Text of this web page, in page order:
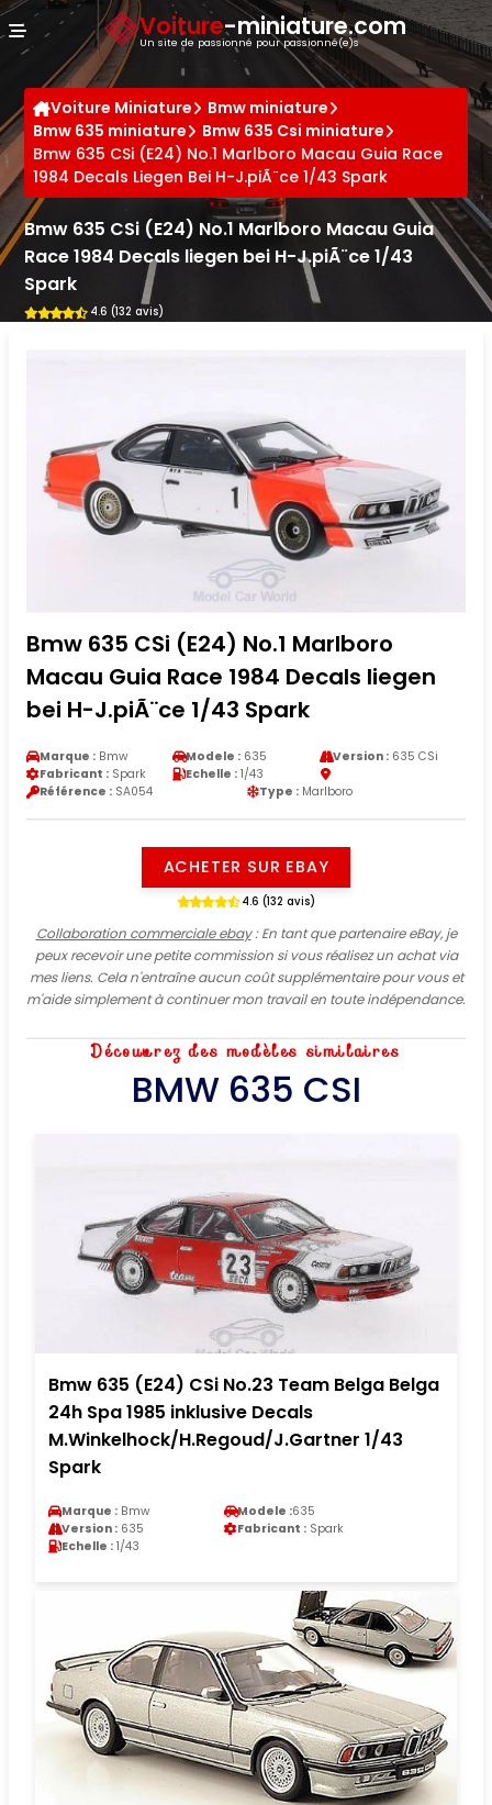
Voiture-miniature.com
Un site de passionné pour passionné(e)s
Voiture Miniature
Bmw miniature
Bmw 635 miniature
Bmw 635 Csi miniature
Bmw 635 CSi (E24) No.1 Marlboro Macau Guia Race
1984 Decals Liegen Bei H-J.piÃ¨ce 1/43 Spark
Bmw 635 CSi (E24) No.1 Marlboro Macau Guia
Race 1984 Decals liegen bei H-J.piÃ¨ce 1/43
Spark
4.6 (132 avis)
Bmw 635 CSi (E24) No.1 Marlboro
Macau Guia Race 1984 Decals liegen
bei H-J.piÃ¨ce 1/43 Spark
Marque : Bmw Modele : 635 Version :635 CSi
Fabricant : Spark Echelle : 1/43
Référence : SA054 Type : Marlboro
ACHETER SUR EBAY
4.6 (132 avis)
Collaboration commerciale ebay: En tant que partenaire eBay, je
peux recevoir une petite commission si vous réalisez un achat via
mes liens. Cela n'entraîne aucun coût supplémentaire pour vous et
m'aide simplement à continuer mon travail en toute indépendance.
Découvrez des modèles similaires
BMW 635 CSI
Bmw 635 (E24) CSi No.23 Team Belga Belga
24h Spa 1985 inklusive Decals
M.Winkelhock/H.Regoud/J.Gartner 1/43
Spark
Marque : Bmw Modele :635
Version : 635 Fabricant : Spark
Echelle : 1/43
Panneau de gestion des cookies